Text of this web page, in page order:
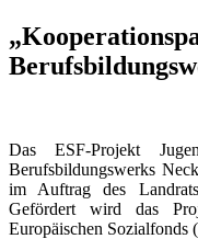
Das ESF-Projekt
Berufsbildungswerks
im Auftrag des
Gefördert wird das
Europäischen Sozialfonds